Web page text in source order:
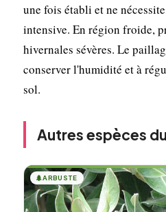
une fois établi et ne
intensive. En région froide,
hivernales sévères. Le
conserver l'humidité et à
sol.
Autres espèces
🌲ARBUSTE